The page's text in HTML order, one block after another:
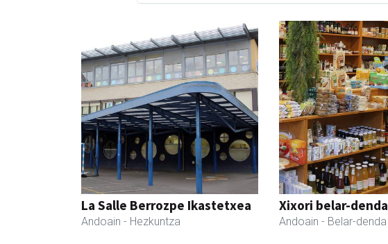
La Salle Berrozpe Ikastetxea
Andoain - Hezkuntza
Xixori belar-denda
Andoain - Belar-denda